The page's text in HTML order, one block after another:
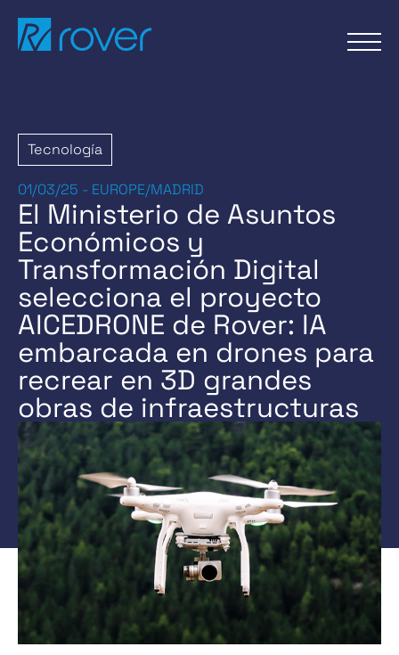
contenido
Tecnología
01/03/25 - EUROPE/MADRID
El Ministerio de Asuntos
Económicos y
Transformación Digital
selecciona el proyecto
AICEDRONE de Rover: IA
embarcada en drones para
recrear en 3D grandes
obras de infraestructuras